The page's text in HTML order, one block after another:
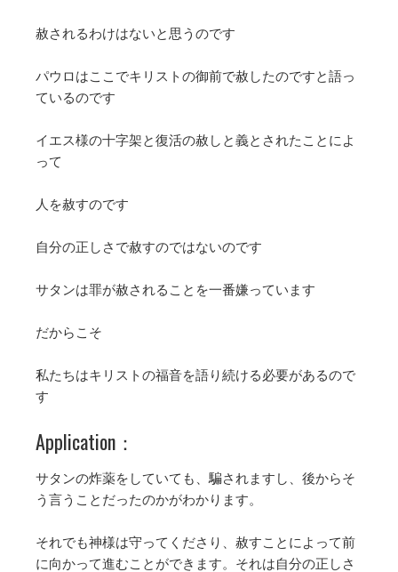
赦されるわけはないと思うのです
パウロはここでキリストの御前で赦したのですと語っ
ているのです
イエス様の十字架と復活の赦しと義とされたことによ
って
人を赦すのです
自分の正しさで赦すのではないのです
サタンは罪が赦されることを一番嫌っています
だからこそ
私たちはキリストの福音を語り続ける必要があるので
す
Application：
サタンの炸薬をしていても、騙されますし、後からそ
う言うことだったのかがわかります。
それでも神様は守ってくださり、赦すことによって前
に向かって進むことができます。それは自分の正しさ